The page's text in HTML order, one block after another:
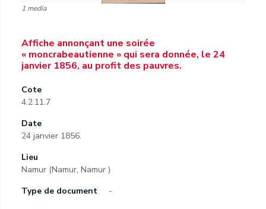
1 media
Affiche annonçant une soirée
« moncrabeautienne » qui sera donnée, le 24
janvier 1856, au profit des pauvres.
Cote
4.2.11.7
Date
24 janvier 1856.
Lieu
Namur (Namur, Namur )
Type de document
-